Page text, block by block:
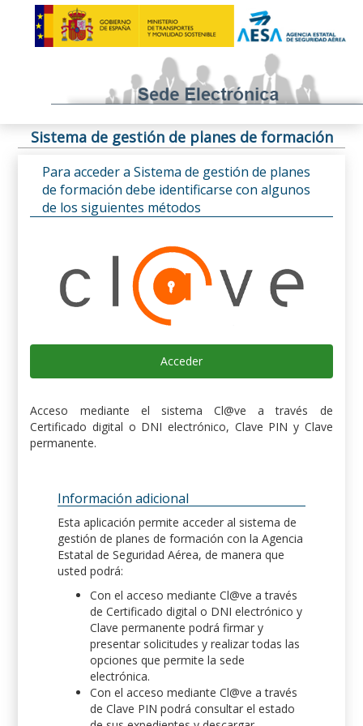
Sistema de gestión de planes de formación
Para acceder a Sistema de gestión de planes
de formación debe identificarse con algunos
de los siguientes métodos
Acceder
Acceso mediante el sistema Cl@ve a través de
Certificado digital o DNI electrónico, Clave PIN y Clave
permanente.
Información adicional
Esta aplicación permite acceder al sistema de
gestión de planes de formación con la Agencia
Estatal de Seguridad Aérea, de manera que
usted podrá:
Con el acceso mediante Cl@ve a través
de Certificado digital o DNI electrónico y
Clave permanente podrá firmar y
presentar solicitudes y realizar todas las
opciones que permite la sede
electrónica.
Con el acceso mediante Cl@ve a través
de Clave PIN podrá consultar el estado